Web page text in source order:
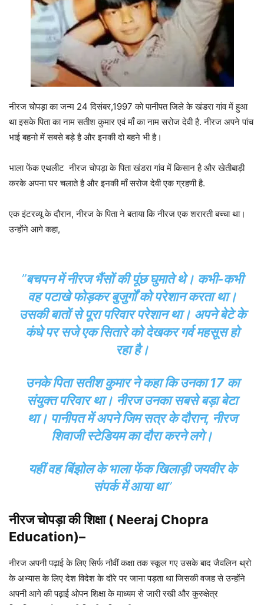
नीरज चोपड़ा का जन्म 24 दिसंबर,1997 को पानीपत जिले के खंडरा गांव में हुआ
था इसके पिता का नाम सतीश कुमार एवं माँ का नाम सरोज देवी है. नीरज अपने पांच
भाई बहनो में सबसे बड़े है और इनकी दो बहने भी है।
भाला फेंक एथलीट नीरज चोपड़ा के पिता खंडरा गांव में किसान है और खेतीबाड़ी
करके अपना घर चलाते है और इनकी माँ सरोज देवी एक ग्रहणी है.
एक इंटरव्यू के दौरान, नीरज के पिता ने बताया कि नीरज एक शरारती बच्चा था।
उन्होंने आगे कहा,
”बचपन में नीरज भैंसों की पूंछ घुमाते थे। कभी-कभी
वह पटाखे फोड़कर बुजुर्गों को परेशान करता था।
उसकी बातों से पूरा परिवार परेशान था। अपने बेटे के
कंधे पर सजे एक सितारे को देखकर गर्व महसूस हो
रहा है।
उनके पिता सतीश कुमार ने कहा कि उनका 17 का
संयुक्त परिवार था। नीरज उनका सबसे बड़ा बेटा
था। पानीपत में अपने जिम सत्र के दौरान, नीरज
शिवाजी स्टेडियम का दौरा करने लगे।
यहीं वह बिंझोल के भाला फेंक खिलाड़ी जयवीर के
संपर्क में आया था”
नीरज चोपड़ा की शिक्षा ( Neeraj Chopra
Education)–
नीरज अपनी पढ़ाई के लिए सिर्फ नौवीं कक्षा तक स्कूल गए उसके बाद जैवलिन थ्रो
के अभ्यास के लिए देश विदेश के दौरे पर जाना पड़ता था जिसकी वजह से उन्होंने
अपनी आगे की पढ़ाई ओपन शिक्षा के माध्यम से जारी रखी और कुरुक्षेत्र